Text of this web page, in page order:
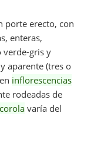
porte erecto, con
enteras,
verde-gris y
aparente (tres o
inflorescencias
rodeadas de
corola varía del